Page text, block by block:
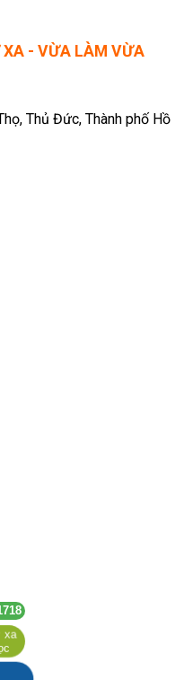
- VỪA LÀM VỪA
Thủ Đức, Thành phố Hồ
xa